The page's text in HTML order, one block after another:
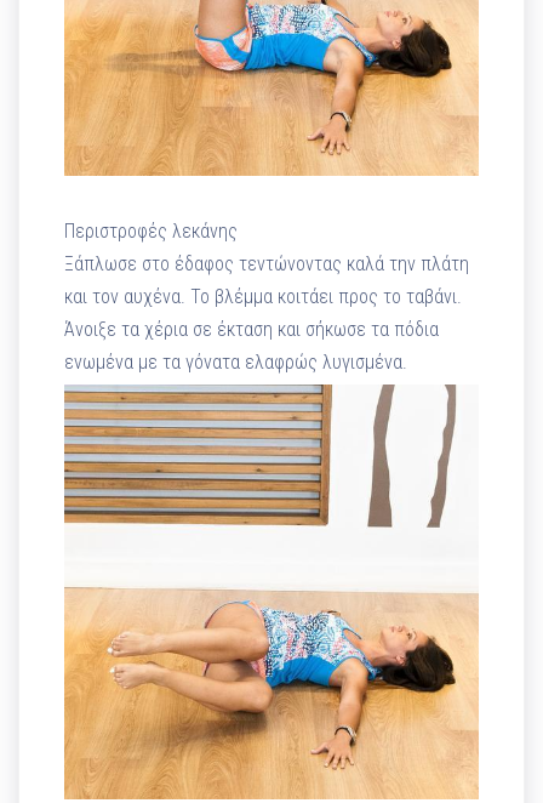
Περιστροφές λεκάνης
Ξάπλωσε στο έδαφος τεντώνοντας καλά την πλάτη
και τον αυχένα. Το βλέμμα κοιτάει προς το ταβάνι.
Άνοιξε τα χέρια σε έκταση και σήκωσε τα πόδια
ενωμένα με τα γόνατα ελαφρώς λυγισμένα.